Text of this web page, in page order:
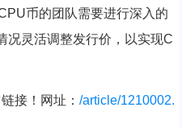
币的团队需要进行深入的
况灵活调整发行价，以实现C
接！网址： /article/1210002.